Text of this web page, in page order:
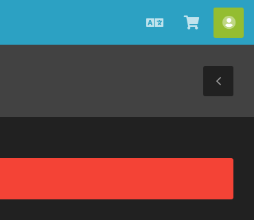
Nederlands
bekijken